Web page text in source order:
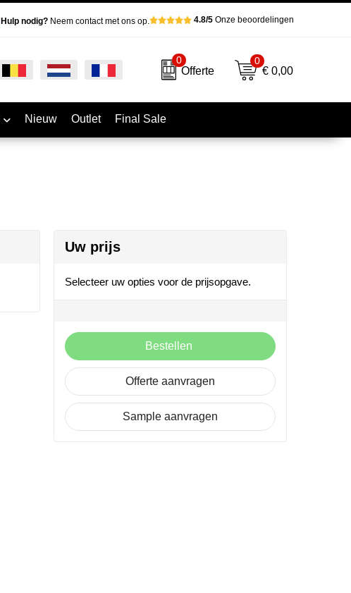
Hulp nodig?Neem contact met ons op. 4.8/5Onze beoordelingen
0
Offerte
0
€ 0,00
Nieuw Outlet Final Sale
Uw prijs
Selecteer uw opties voor de prijsopgave.
Bestellen
Offerte aanvragen
Sample aanvragen